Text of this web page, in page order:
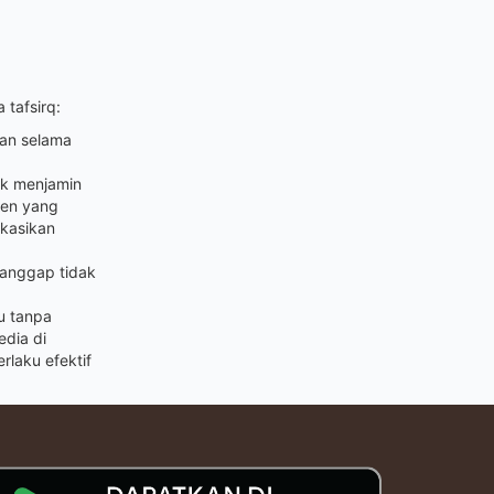
tafsirq:
selama
menjamin
yang
tidak
tanpa
di
efektif